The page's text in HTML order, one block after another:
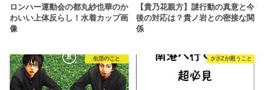
ロンハー運動会の都丸紗也華のか
わいい上体反らし！水着カップ画
像
【貴乃花親方】謎行動の真意と今
後の対応は？貴ノ岩との密接な関
係
生活のこと ささZが思うこと